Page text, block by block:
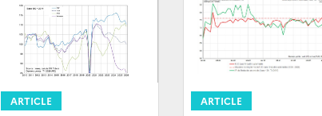
ARTICLE ARTICLE